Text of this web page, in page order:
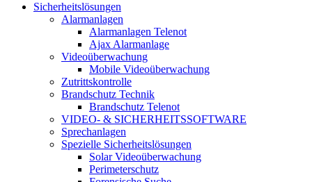
Sicherheitslösungen
Alarmanlagen
Alarmanlagen Telenot
Ajax Alarmanlage
Videoüberwachung
Mobile Videoüberwachung
Zutrittskontrolle
Brandschutz Technik
Brandschutz Telenot
VIDEO- & SICHERHEITSSOFTWARE
Sprechanlagen
Spezielle Sicherheitslösungen
Solar Videoüberwachung
Perimeterschutz